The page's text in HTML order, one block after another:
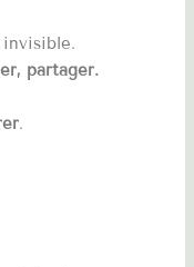
invisible.
partager.
.